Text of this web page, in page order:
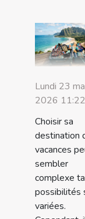
Lundi 23
2026 11:22
Choisir sa
destination
vacances
sembler
complexe
possibilités
variées.